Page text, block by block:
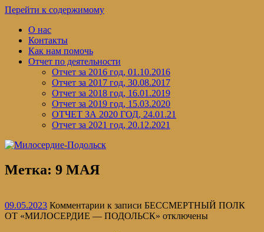
Перейти к содержимому
О нас
Контакты
Как нам помочь
Отчет по деятельности
Отчет за 2016 год, 01.10.2016
Отчет за 2017 год, 30.08.2017
Отчет за 2018 год, 16.01.2019
Отчет за 2019 год, 15.03.2020
ОТЧЕТ ЗА 2020 ГОД, 24.01.21
Отчет за 2021 год, 20.12.2021
Метка: 9 МАЯ
09.05.2023 Комментарии к записи БЕССМЕРТНЫЙ ПОЛК
ОТ «МИЛОСЕРДИЕ — ПОДОЛЬСК» отключены